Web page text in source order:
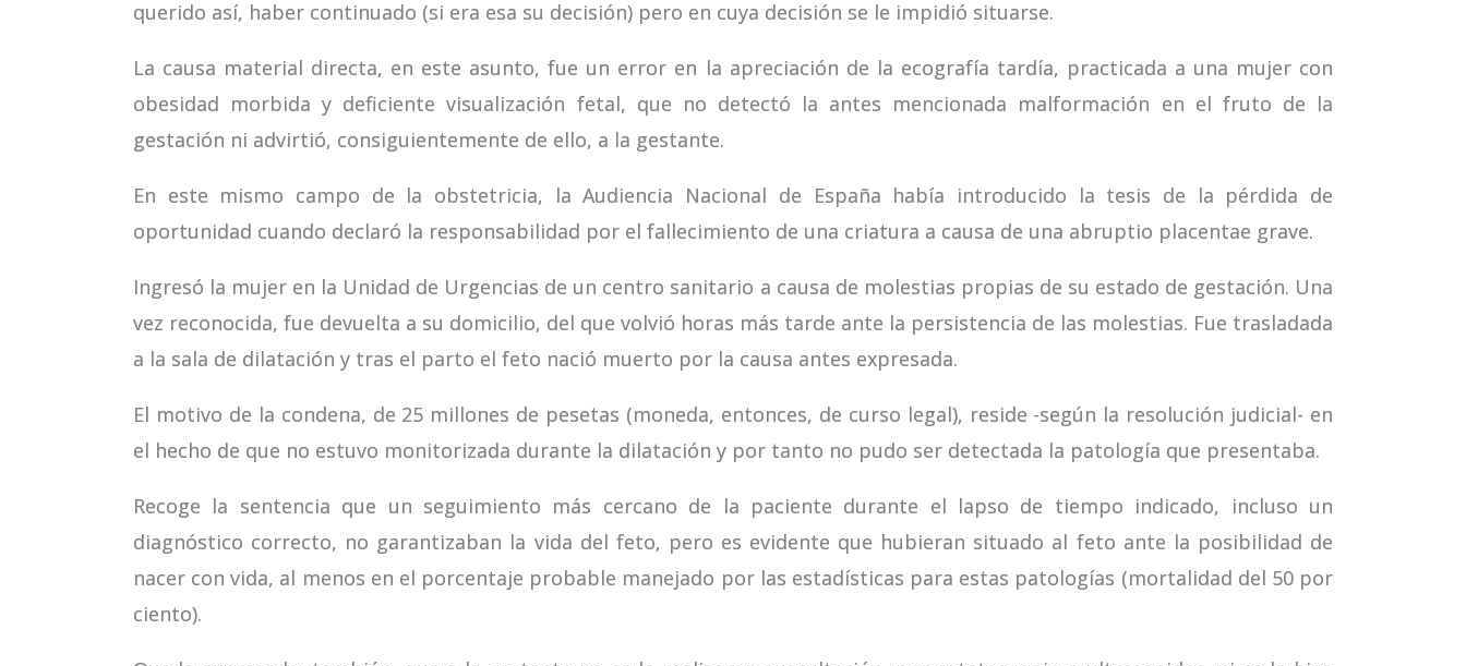
querido así, haber continuado (si era esa su decisión) pero en cuya decisión se le impidió situarse.
La causa material directa, en este asunto, fue un error en la apreciación de la ecografía tardía, practicada a una mujer con
obesidad morbida y deficiente visualización fetal, que no detectó la antes mencionada malformación en el fruto de la
gestación ni advirtió, consiguientemente de ello, a la gestante.
En este mismo campo de la obstetricia, la Audiencia Nacional de España había introducido la tesis de la pérdida de
oportunidad cuando declaró la responsabilidad por el fallecimiento de una criatura a causa de una abruptio placentae grave.
Ingresó la mujer en la Unidad de Urgencias de un centro sanitario a causa de molestias propias de su estado de gestación. Una
vez reconocida, fue devuelta a su domicilio, del que volvió horas más tarde ante la persistencia de las molestias. Fue trasladada
a la sala de dilatación y tras el parto el feto nació muerto por la causa antes expresada.
El motivo de la condena, de 25 millones de pesetas (moneda, entonces, de curso legal), reside -según la resolución judicial- en
el hecho de que no estuvo monitorizada durante la dilatación y por tanto no pudo ser detectada la patología que presentaba.
Recoge la sentencia que un seguimiento más cercano de la paciente durante el lapso de tiempo indicado, incluso un
diagnóstico correcto, no garantizaban la vida del feto, pero es evidente que hubieran situado al feto ante la posibilidad de
nacer con vida, al menos en el porcentaje probable manejado por las estadísticas para estas patologías (mortalidad del 50 por
ciento).